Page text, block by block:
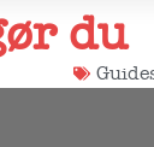
du